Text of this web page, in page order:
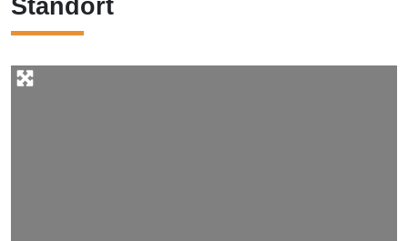
Standort